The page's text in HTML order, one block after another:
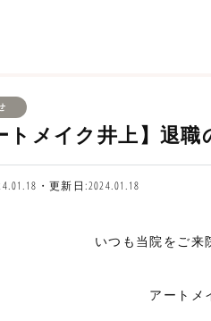
トメイク井上】退職
・更新日:2024.01.18
いつも当院をご来
アートメ